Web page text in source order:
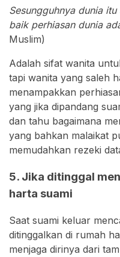
Sesungguhnya dunia
baik perhiasan dunia
Muslim)
Adalah sifat wanita
tapi wanita yang saleh
menampakkan
yang jika dipandang
dan tahu bagaimana
yang bahkan malaikat
memudahkan rezeki
5. Jika ditinggal
harta suami
Saat suami keluar
ditinggalkan di rumah
menjaga dirinya dari